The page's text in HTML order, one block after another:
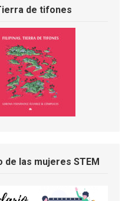
de tifones
de las mujeres STEM